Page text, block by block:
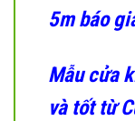
5m báo
Mẫu cửa
và tốt từ